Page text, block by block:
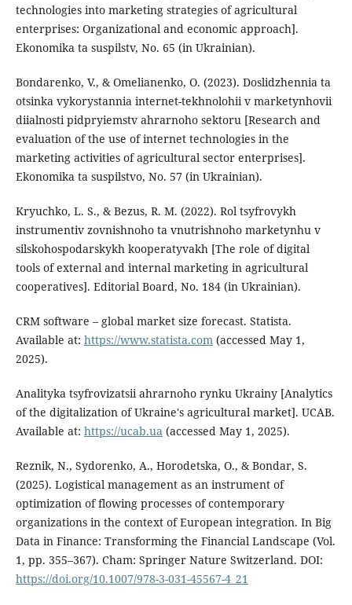
technologies into marketing strategies of agricultural
enterprises: Organizational and economic approach].
Ekonomika ta suspilstv, No. 65 (in Ukrainian).
Bondarenko, V., & Omelianenko, O. (2023). Doslidzhennia ta
otsinka vykorystannia internet-tekhnolohii v marketynhovii
diialnosti pidpryiemstv ahrarnoho sektoru [Research and
evaluation of the use of internet technologies in the
marketing activities of agricultural sector enterprises].
Ekonomika ta suspilstvo, No. 57 (in Ukrainian).
Kryuchko, L. S., & Bezus, R. M. (2022). Rol tsyfrovykh
instrumentiv zovnishnoho ta vnutrishnoho marketynhu v
silskohospodarskykh kooperatyvakh [The role of digital
tools of external and internal marketing in agricultural
cooperatives]. Editorial Board, No. 184 (in Ukrainian).
CRM software – global market size forecast. Statista.
Available at: https://www.statista.com(accessed May 1,
2025).
Analityka tsyfrovizatsii ahrarnoho rynku Ukrainy [Analytics
of the digitalization of Ukraine's agricultural market]. UCAB.
Available at: https://ucab.ua(accessed May 1, 2025).
Reznik, N., Sydorenko, A., Horodetska, O., & Bondar, S.
(2025). Logistical management as an instrument of
optimization of flowing processes of contemporary
organizations in the context of European integration. In Big
Data in Finance: Transforming the Financial Landscape (Vol.
1, pp. 355–367). Cham: Springer Nature Switzerland. DOI:
https://doi.org/10.1007/978-3-031-45567-4_21